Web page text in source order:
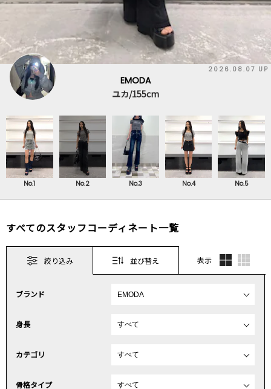
2026.08.07 UP
EMODA
ユカ/155cm
No.1 No.2 No.3 No.4 No.5
すべてのスタッフコーディネート一覧
絞り込み 並び替え 表示
ブランド
身長
カテゴリ
骨格タイプ